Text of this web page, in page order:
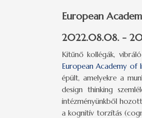
European
2022.08.08. -
Kitűnő kollégák,
European Academy of
épült, amelyekre a
design thinking
intézményünkből
a kognitív torzítás